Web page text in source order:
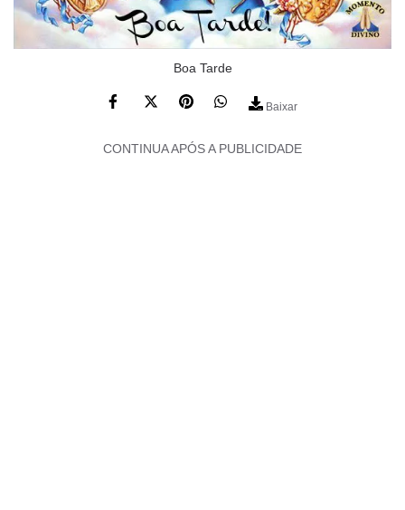
Boa Tarde
Baixar
CONTINUA APÓS A PUBLICIDADE